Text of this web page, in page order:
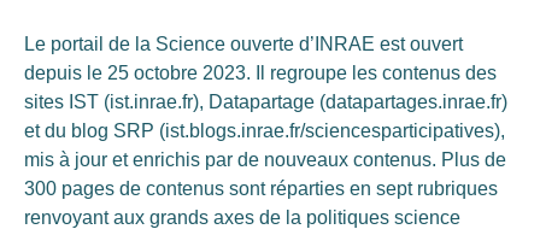
Le portail de la Science ouverte d’INRAE est ouvert
depuis le 25 octobre 2023. Il regroupe les contenus des
sites IST (ist.inrae.fr), Datapartage (datapartages.inrae.fr)
et du blog SRP (ist.blogs.inrae.fr/sciencesparticipatives),
mis à jour et enrichis par de nouveaux contenus. Plus de
300 pages de contenus sont réparties en sept rubriques
renvoyant aux grands axes de la politiques science